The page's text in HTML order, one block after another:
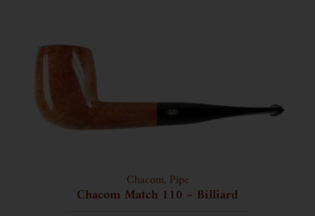
Chacom, Pipe
Chacom Match 110 – Billiard